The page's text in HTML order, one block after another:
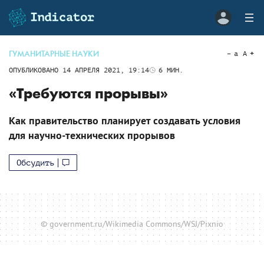
ГУМАНИТАРНЫЕ НАУКИ
ОПУБЛИКОВАНО 14 АПРЕЛЯ 2021, 19:14 6 МИН.
a A
«Требуются прорывы»
Как правительство планирует создавать условия
для научно-технических прорывов
Обсудить
© government.ru/Wikimedia Commons/WSJ/Pixnio